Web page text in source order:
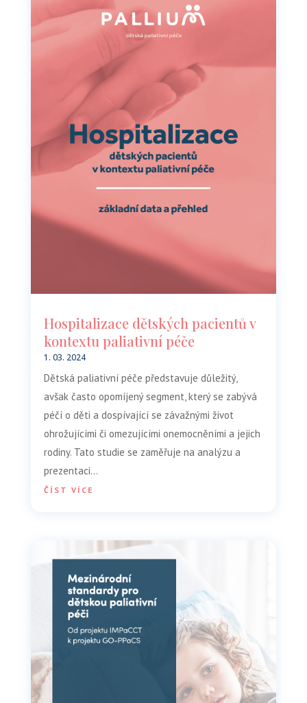
Hospitalizace dětských pacientů v
kontextu paliativní péče
1. 03. 2024
Dětská paliativní péče představuje důležitý,
avšak často opomíjený segment, který se zabývá
péčí o děti a dospívající se závažnými život
ohrožujícími či omezujícími onemocněními a jejich
rodiny. Tato studie se zaměřuje na analýzu a
prezentaci...
ČÍST VÍCE